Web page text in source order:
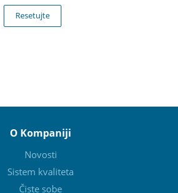
Resetujte
O Kompaniji
Novosti
Sistem kvaliteta
Čiste sobe